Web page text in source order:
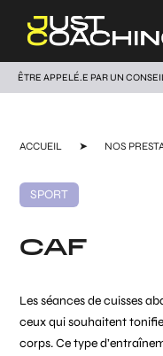
ÊTRE APPELÉ.E PAR UN
ACCUEIL ➤ NOS
SPORT
CAF
Les séances de cuisses
ceux qui souhaitent
corps. Ce type